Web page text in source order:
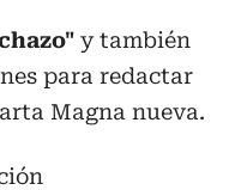
y también
para redactar
Magna nueva.